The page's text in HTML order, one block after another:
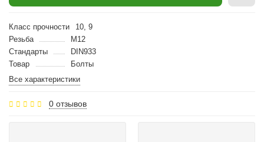
Класс прочности
10, 9
Резьба
M12
Стандарты
DIN933
Товар
Болты
Все характеристики
0 отзывов